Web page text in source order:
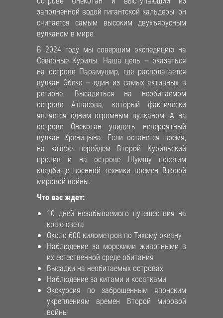
заполненной водой гигантской кальдеры, он
считается самым высоким двухъярусным
вулканом в мире.
В 2024 году мы совершим экспедицию на
Северные Курилы. Наша цель – оказаться
на острове Парамушир, где располагается
вулкан Эбеко – один из самых активных в
регионе. Высадиться на необитаемом
острове Атласова, который фактически
является одним огромным вулканом. А на
острове Онекотан увидеть невероятный
вулкан Креницына. Если останется время,
на катере перейдем Второй Курильский
пролив и на острове Шумшу посетим
кладбище военной техники времен Второй
мировой войны.
Что вас ждет:
10 дней незабываемого путешествия на
краю света
Около 600 километров по Тихому океану
Наблюдение за морскими животными в
их естественной среде обитания
Высадки на необитаемых островах
Наблюдение за китами и косатками
Экскурсия по заброшенным японским
укреплениям времен Второй мировой
войны